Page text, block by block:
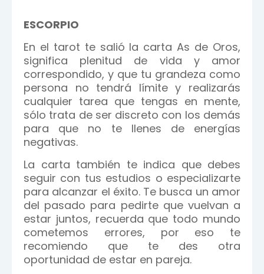
ESCORPIO
En el tarot te salió la carta As de Oros,
significa plenitud de vida y amor
correspondido, y que tu grandeza como
persona no tendrá límite y realizarás
cualquier tarea que tengas en mente,
sólo trata de ser discreto con los demás
para que no te llenes de energías
negativas.
La carta también te indica que debes
seguir con tus estudios o especializarte
para alcanzar el éxito. Te busca un amor
del pasado para pedirte que vuelvan a
estar juntos, recuerda que todo mundo
cometemos errores, por eso te
recomiendo que te des otra
oportunidad de estar en pareja.